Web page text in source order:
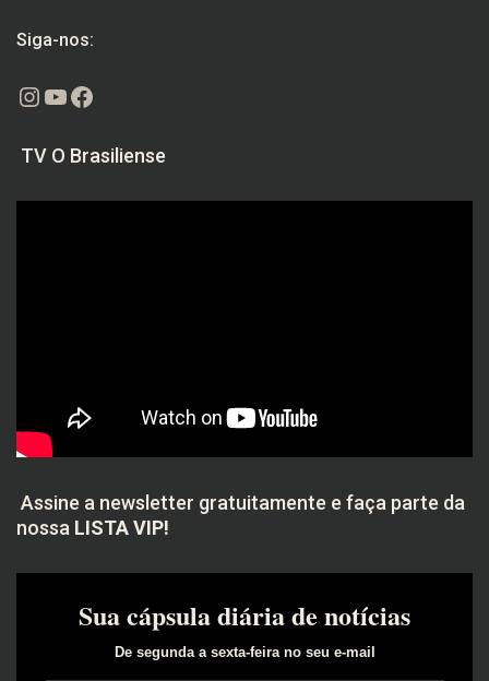
Siga-nos:
Instagram
Youtube
Facebook
TV O Brasiliense
Assine a newsletter gratuitamente e faça parte da
nossa LISTA VIP!
Sua cápsula diária de notícias
De segunda a sexta-feira no seu e-mail